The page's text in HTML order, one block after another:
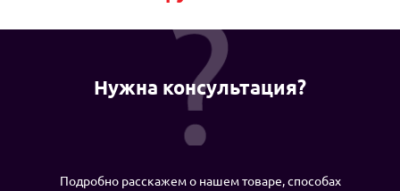
Нужна консультация?
Подробно расскажем о нашем товаре, способах